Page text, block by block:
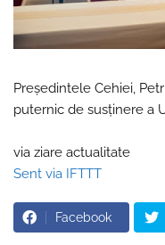
Președintele Cehiei,
puternic de susținere a
via ziare actualitate
Sent via IFTTT
Facebook